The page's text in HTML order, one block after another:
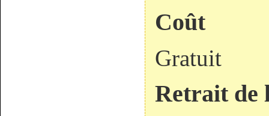
Coût
Gratuit
Retrait de